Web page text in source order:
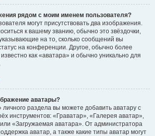
рядом с моим именем пользователя?
могут присутствовать два изображения.
к вашему званию, обычно это звёздочки,
на то, сколько сообщений вы
на конференции. Другое, обычно более
как «аватара» и обычно уникально для
аватары?
раздела вы можете добавить аватару с
инструментов: «Граватар», «Галерея аватар»,
«Загружаемая аватара». От администратора
аватар, а также какие типы аватар могут